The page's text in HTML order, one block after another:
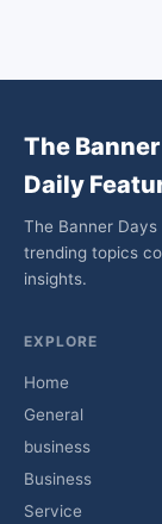
The
Daily
The Banner
trending topics
insights.
EXPLORE
Home
General
business
Business
Service